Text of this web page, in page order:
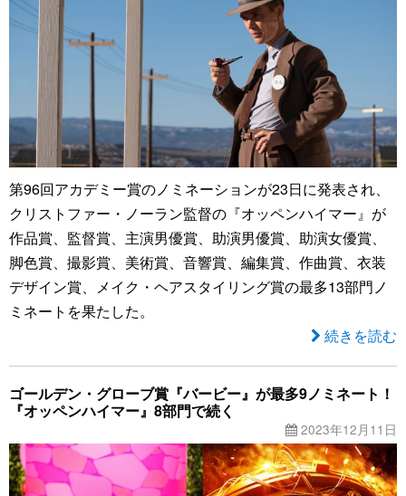
第96回アカデミー賞のノミネーションが23日に発表され、
クリストファー・ノーラン監督の『オッペンハイマー』が
作品賞、監督賞、主演男優賞、助演男優賞、助演女優賞、
脚色賞、撮影賞、美術賞、音響賞、編集賞、作曲賞、衣装
デザイン賞、メイク・ヘアスタイリング賞の最多13部門ノ
ミネートを果たした。
続きを読む
ゴールデン・グローブ賞『バービー』が最多9ノミネート！
『オッペンハイマー』8部門で続く
2023年12月11日